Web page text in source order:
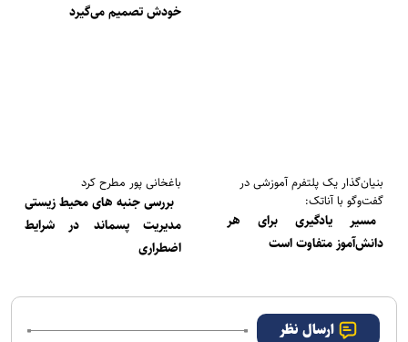
خودش تصمیم می‌گیرد
بنیان‌گذار یک پلتفرم آموزشی در
گفت‌و‌گو با آناتک:
مسیر یادگیری برای هر
دانش‌آموز متفاوت است
باغخانی پور مطرح کرد
بررسی جنبه های محیط زیستی
مدیریت پسماند در شرایط
اضطراری
ارسال نظر